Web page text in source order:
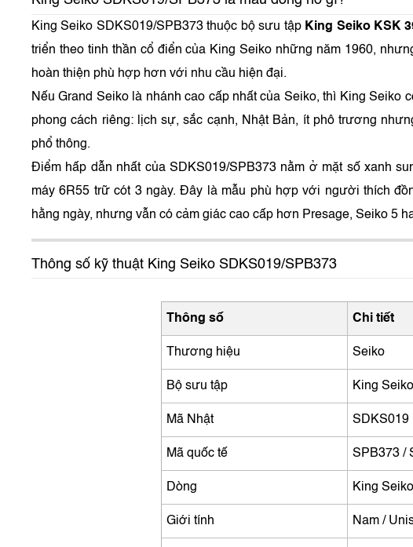
King Seiko SDKS019/SPB373 thuộc bộ sưu tập King Seiko KSK
triển theo tinh thần cổ điển của King Seiko những năm 1960,
hoàn thiện phù hợp hơn với nhu cầu hiện đại.
Nếu Grand Seiko là nhánh cao cấp nhất của Seiko, thì King Seiko
phong cách riêng: lịch sự, sắc cạnh, Nhật Bản, ít phô trương
phổ thông.
Điểm hấp dẫn nhất của SDKS019/SPB373 nằm ở mặt số xanh
máy 6R55 trữ cót 3 ngày. Đây là mẫu phù hợp với người thích
hằng ngày, nhưng vẫn có cảm giác cao cấp hơn Presage, Seiko 5
Thông số kỹ thuật King Seiko SDKS019/SPB373
Thông số Chi tiết
Thương hiệu Seiko
Bộ sưu tập King Seiko
Mã Nhật SDKS019
Mã quốc tế SPB373 /
Dòng King
Giới tính Nam /